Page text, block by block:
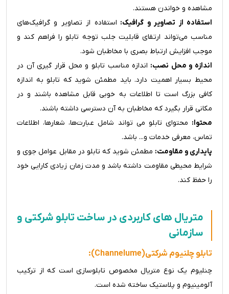
مشاهده و خواندن هستند.
استفاده از تصاویر و گرافیک: استفاده از تصاویر و گرافیک‌های
مناسب می‌تواند ارتقای قابلیت جلب توجه تابلو را فراهم کند و
موجب افزایش ارتباط بصری با مخاطبان شود.
اندازه و محل نصب: اندازه مناسب تابلو و محل قرار گیری آن در
محیط بسیار اهمیت دارد. باید مطمئن شوید که تابلو به اندازه
کافی بزرگ است تا اطلاعات به خوبی قابل مشاهده باشند و در
مکانی قرار بگیرد که مخاطبان به آن دسترسی داشته باشند.
محتوا: محتوای تابلو می تواند شامل عبارت‌ها، شعارها، اطلاعات
تماس، معرفی خدمات و... باشد.
پایداری و مقاومت: مطمئن شوید که تابلو در مقابل عوامل جوی و
شرایط محیطی مقاومت داشته باشد و مدت زمان زیادی کارایی خود
را حفظ کند.
متریال های کاربردی در ساخت تابلو شرکتی و
سازمانی
تابلو چلنیوم شرکتی(Channelume):
چنلیوم یک نوع متریال مخصوص تابلوسازی است که از ترکیب
آلومینیوم و پلاستیک ساخته شده است.